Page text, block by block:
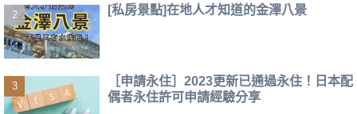
[私房景點]在地人才知道的金澤八景
［申請永住］2023更新已通過永住！日本配
偶者永住許可申請經驗分享